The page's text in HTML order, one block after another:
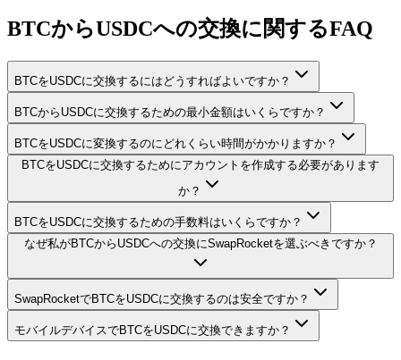
BTCからUSDCへの交換に関するFAQ
BTCをUSDCに交換するにはどうすればよいですか？
BTCからUSDCに交換するための最小金額はいくらですか？
BTCをUSDCに変換するのにどれくらい時間がかかりますか？
BTCをUSDCに交換するためにアカウントを作成する必要があります
か？
BTCをUSDCに交換するための手数料はいくらですか？
なぜ私がBTCからUSDCへの交換にSwapRocketを選ぶべきですか？
SwapRocketでBTCをUSDCに交換するのは安全ですか？
モバイルデバイスでBTCをUSDCに交換できますか？